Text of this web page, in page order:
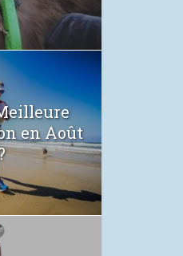
en Août